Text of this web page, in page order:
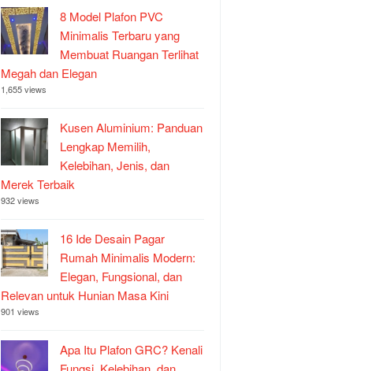
8 Model Plafon PVC
Minimalis Terbaru yang
Membuat Ruangan Terlihat
Megah dan Elegan
1,655 views
Kusen Aluminium: Panduan
Lengkap Memilih,
Kelebihan, Jenis, dan
Merek Terbaik
932 views
16 Ide Desain Pagar
Rumah Minimalis Modern:
Elegan, Fungsional, dan
Relevan untuk Hunian Masa Kini
901 views
Apa Itu Plafon GRC? Kenali